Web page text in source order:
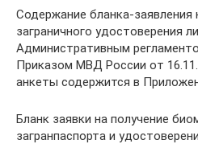
Содержание бланка-заявления
заграничного удостоверения
Административным
Приказом МВД России от
анкеты содержится в
Бланк заявки на получение
загранпаспорта и